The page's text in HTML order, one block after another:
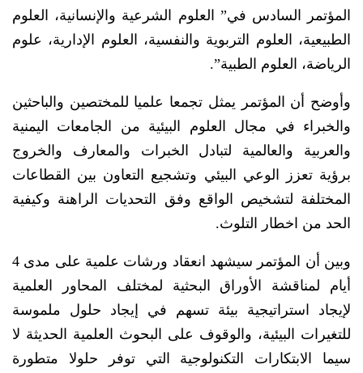
المؤتمر السادس في” العلوم الشرعية والإنسانية، العلوم
الطبيعية، العلوم التربوية والنفسية، العلوم الإدارية، علوم
الرياضة، العلوم الطبية”.
وأوضح أن المؤتمر يمثل تجمعا علميا للمختصين والباحثين
والخبراء في مجال العلوم البيئية من الجامعات اليمنية
والعربية والعالمية لتبادل الخبرات والمعارف والخروج
برؤية تعزز الوعي البيئي وتشجيع التعاون بين القطاعات
المختلفة لتشخيص الواقع وفق التحديات الراهنة وكيفية
الحد من اخطار التلوث.
وبين أن المؤتمر سيشهد انعقاد ورشات علمية على مدى 4
أيام لمناقشة الأوراق البحثية لمختلف المحاور العلمية
لإيجاد استراتيجية بيئة تسهم في إيجاد حلول ملموسة
للتغيرات البيئية، والوقوف على البحوث العلمية الحديثة لا
سيما الابتكارات التكنولوجية التي توفر حلولا متطورة